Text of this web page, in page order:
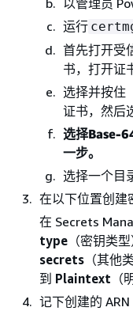
运行
首先打开受
书，打开证
选择并按住
证书，然后
选择Base-
一步。
选择一个目
在以下位置创建
在 Secrets
type （密钥类
secrets （其他
到 Plaintext （
记下创建的